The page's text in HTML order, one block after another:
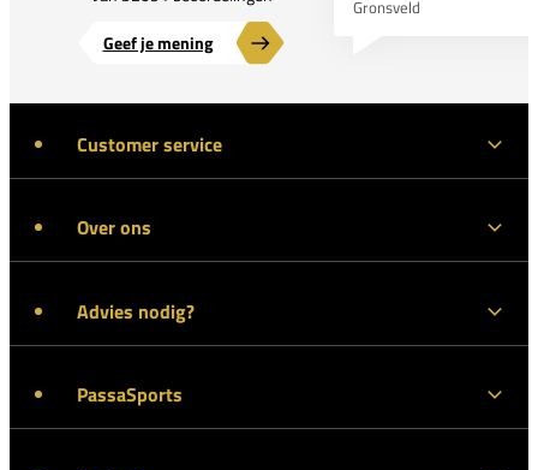
Geef je mening
Gronsveld
Customer service
Over ons
Advies nodig?
PassaSports